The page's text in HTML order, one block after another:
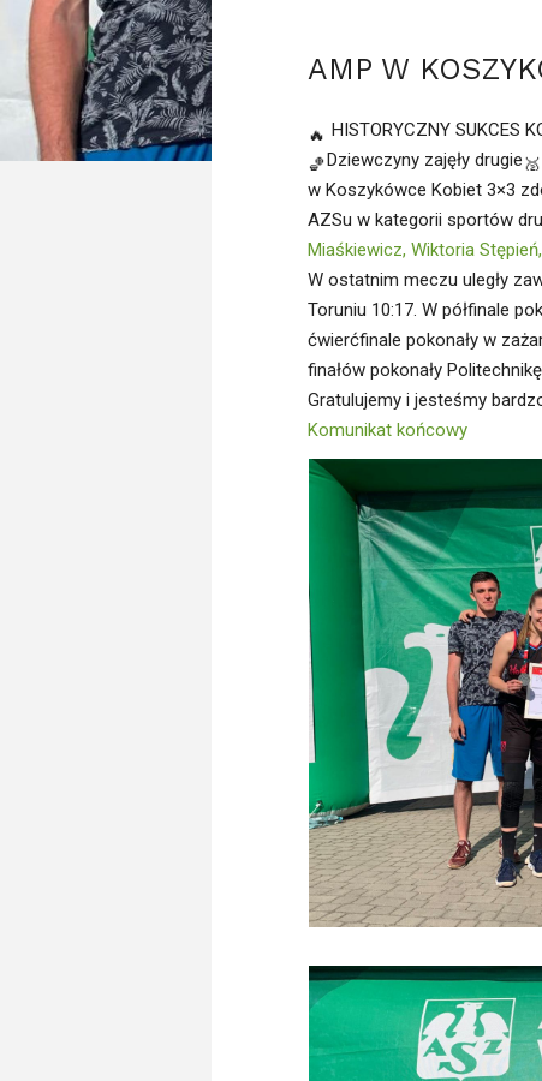
AMP W
HISTORYCZNY SUKCES
Dziewczyny zajęły drugie
w Koszykówce Kobiet 3×3
AZSu w kategorii sportów
Miaśkiewicz,Wiktoria
W ostatnim meczu uległy
Toruniu 10:17. W półfinale
ćwierćfinale pokonały w
finałów pokonały
Gratulujemy i jesteśmy
Komunikat końcowy